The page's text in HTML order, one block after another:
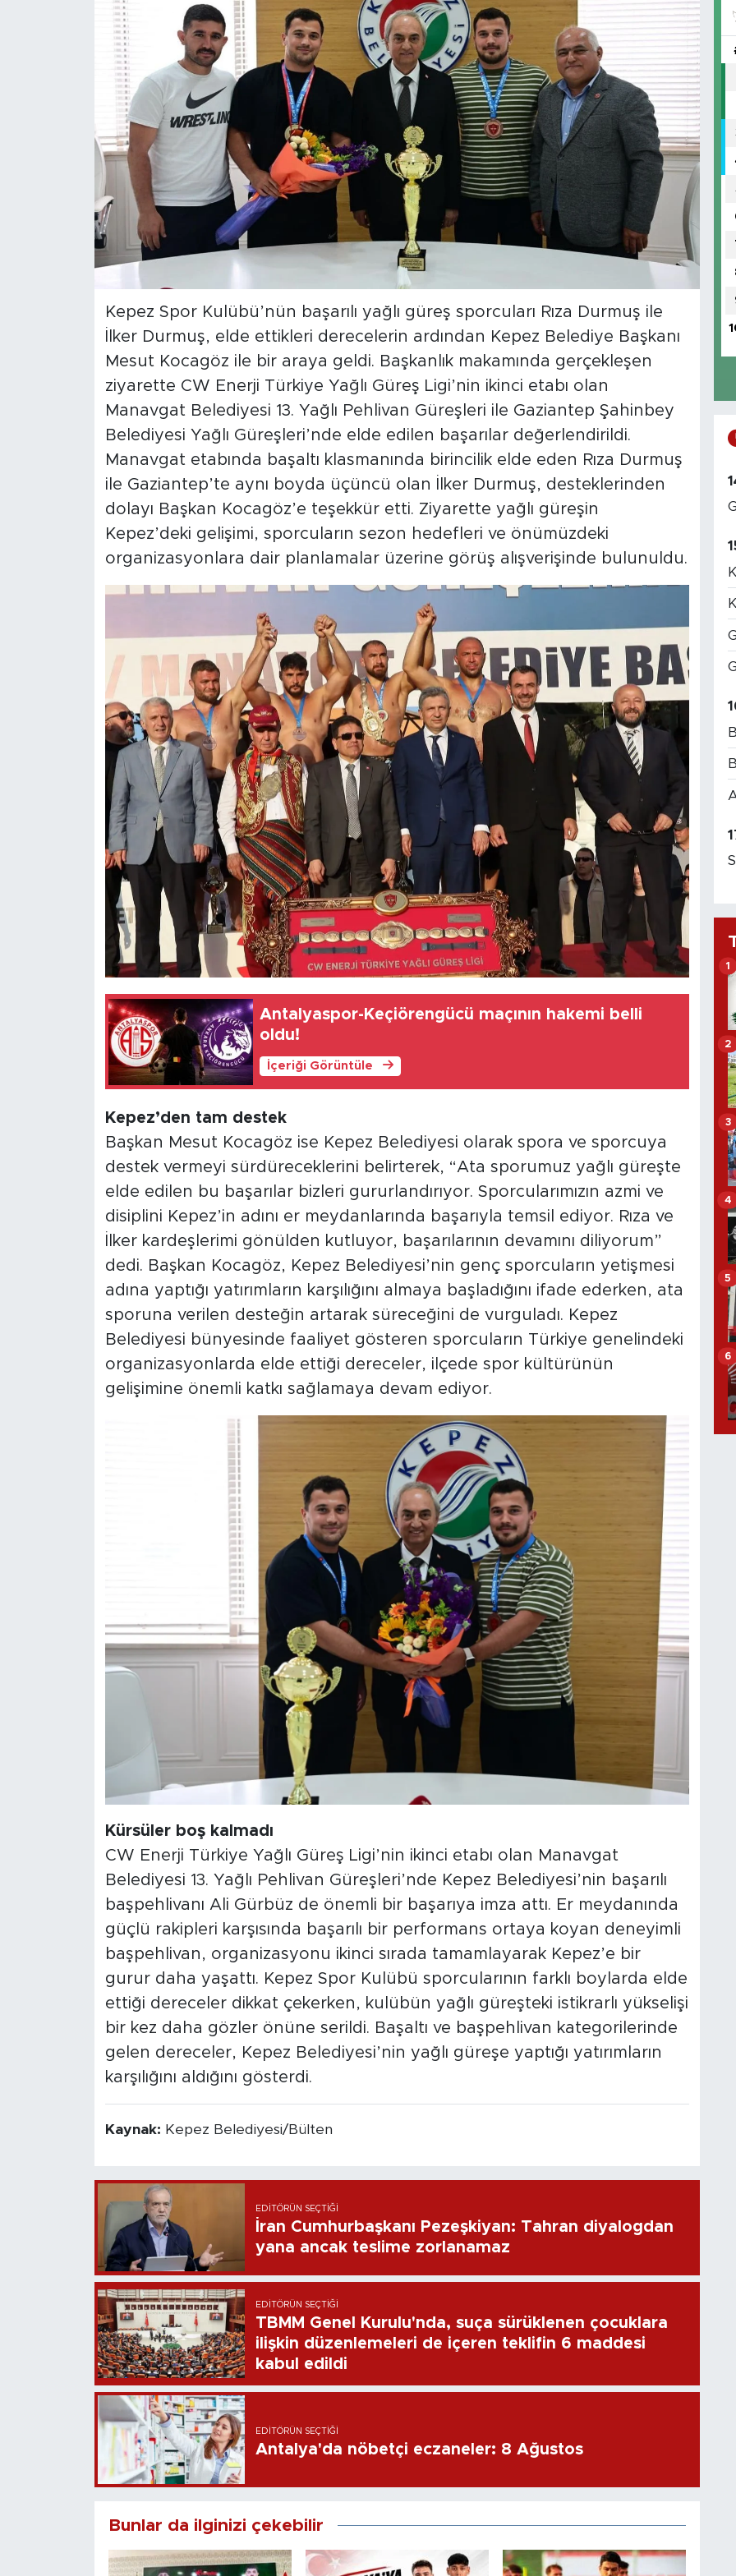
Kepez Spor Kulübü’nün başarılı yağlı güreş sporcuları Rıza Durmuş ile
İlker Durmuş, elde ettikleri derecelerin ardından Kepez Belediye Başkanı
Mesut Kocagöz ile bir araya geldi. Başkanlık makamında gerçekleşen
ziyarette CW Enerji Türkiye Yağlı Güreş Ligi’nin ikinci etabı olan
Manavgat Belediyesi 13. Yağlı Pehlivan Güreşleri ile Gaziantep Şahinbey
Belediyesi Yağlı Güreşleri’nde elde edilen başarılar değerlendirildi.
Manavgat etabında başaltı klasmanında birincilik elde eden Rıza Durmuş
ile Gaziantep’te aynı boyda üçüncü olan İlker Durmuş, desteklerinden
dolayı Başkan Kocagöz’e teşekkür etti. Ziyarette yağlı güreşin
Kepez’deki gelişimi, sporcuların sezon hedefleri ve önümüzdeki
organizasyonlara dair planlamalar üzerine görüş alışverişinde bulunuldu.
Antalyaspor-Keçiörengücü maçının hakemi belli
oldu!
İçeriği Görüntüle
Kepez’den tam destek
Başkan Mesut Kocagöz ise Kepez Belediyesi olarak spora ve sporcuya
destek vermeyi sürdüreceklerini belirterek, “Ata sporumuz yağlı güreşte
elde edilen bu başarılar bizleri gururlandırıyor. Sporcularımızın azmi ve
disiplini Kepez’in adını er meydanlarında başarıyla temsil ediyor. Rıza ve
İlker kardeşlerimi gönülden kutluyor, başarılarının devamını diliyorum”
dedi. Başkan Kocagöz, Kepez Belediyesi’nin genç sporcuların yetişmesi
adına yaptığı yatırımların karşılığını almaya başladığını ifade ederken, ata
sporuna verilen desteğin artarak süreceğini de vurguladı. Kepez
Belediyesi bünyesinde faaliyet gösteren sporcuların Türkiye genelindeki
organizasyonlarda elde ettiği dereceler, ilçede spor kültürünün
gelişimine önemli katkı sağlamaya devam ediyor.
Kürsüler boş kalmadı
CW Enerji Türkiye Yağlı Güreş Ligi’nin ikinci etabı olan Manavgat
Belediyesi 13. Yağlı Pehlivan Güreşleri’nde Kepez Belediyesi’nin başarılı
başpehlivanı Ali Gürbüz de önemli bir başarıya imza attı. Er meydanında
güçlü rakipleri karşısında başarılı bir performans ortaya koyan deneyimli
başpehlivan, organizasyonu ikinci sırada tamamlayarak Kepez’e bir
gurur daha yaşattı. Kepez Spor Kulübü sporcularının farklı boylarda elde
ettiği dereceler dikkat çekerken, kulübün yağlı güreşteki istikrarlı yükselişi
bir kez daha gözler önüne serildi. Başaltı ve başpehlivan kategorilerinde
gelen dereceler, Kepez Belediyesi’nin yağlı güreşe yaptığı yatırımların
karşılığını aldığını gösterdi.
Kaynak: Kepez Belediyesi/Bülten
EDITÖRÜN SEÇTIĞI
İran Cumhurbaşkanı Pezeşkiyan: Tahran diyalogdan
yana ancak teslime zorlanamaz
EDITÖRÜN SEÇTIĞI
TBMM Genel Kurulu'nda, suça sürüklenen çocuklara
ilişkin düzenlemeleri de içeren teklifin 6 maddesi
kabul edildi
EDITÖRÜN SEÇTIĞI
Antalya'da nöbetçi eczaneler: 8 Ağustos
Bunlar da ilginizi çekebilir
1
2
3
4
5
6
Özel Haber
Resmi İlanlar